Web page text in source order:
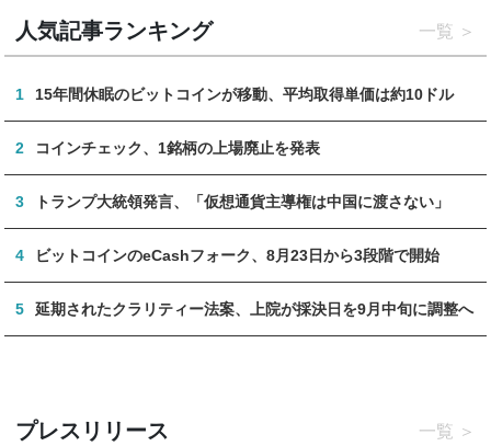
人気記事ランキング 一覧
1 15年間休眠のビットコインが移動、平均取得単価は約10ドル
2 コインチェック、1銘柄の上場廃止を発表
3 トランプ大統領発言、「仮想通貨主導権は中国に渡さない」
4 ビットコインのeCashフォーク、8月23日から3段階で開始
5 延期されたクラリティー法案、上院が採決日を9月中旬に調整へ
プレスリリース 一覧